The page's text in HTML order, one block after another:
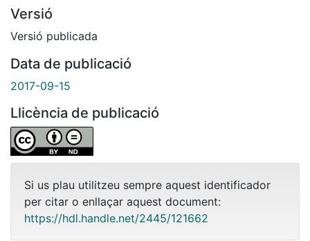
Versió
Versió publicada
Data de publicació
2017-09-15
Llicència de publicació
Si us plau utilitzeu sempre aquest identificador
per citar o enllaçar aquest document:
https://hdl.handle.net/2445/121662